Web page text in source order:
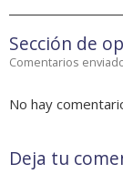
Sección de
Comentarios
No hay
Deja tu